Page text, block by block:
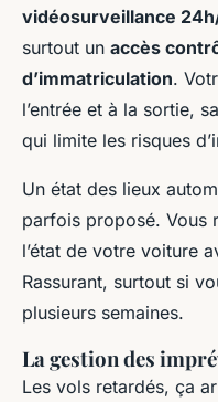
vidéosurveillance
surtout un accès
d’immatriculation.
l’entrée et à la sortie,
qui limite les risques
Un état des lieux
parfois proposé. Vous
l’état de votre voiture
Rassurant, surtout si
plusieurs semaines.
La gestion des
Les vols retardés, ça